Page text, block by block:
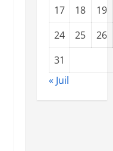
17
18
19
24
25
26
31
« Juil